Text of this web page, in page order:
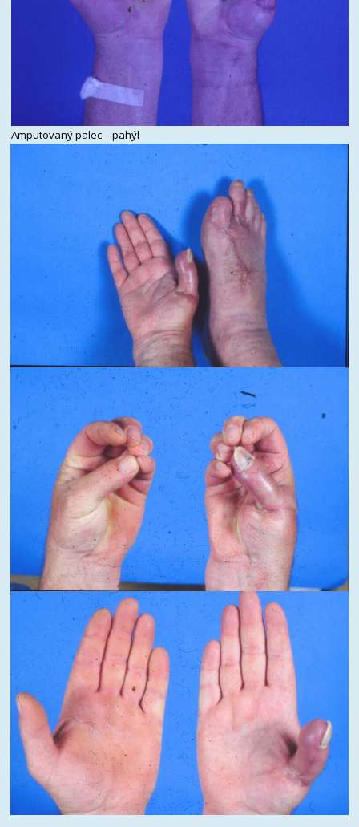
Amputovaný palec – pahýl